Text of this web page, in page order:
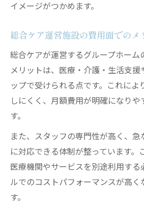
イメージがつかめます。
総合ケア運営施設の費用面でのメ
総合ケアが運営するグループホーム
メリットは、医療・介護・生活支援
ップで受けられる点です。これによ
しにくく、月額費用が明確になりや
す。
また、スタッフの専門性が高く、
に対応できる体制が整っています。
医療機関やサービスを別途利用する
ルでのコストパフォーマンスが高く
す。